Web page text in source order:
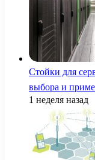
Стойки для
выбора и
1 неделя назад